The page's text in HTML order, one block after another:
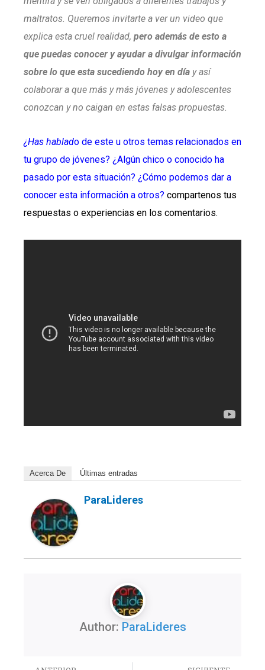
maltratos. Queremos invitarte a ver un video que
explica esta cruel realidad, pero además de esto a
que puedas conocer y ayudar a divulgar información
sobre lo que esta sucediendo hoy en día y así
colaborar a que más y más jóvenes y adolescentes
conozcan y no caigan en estas falsas propuestas.
¿Has hablado de este u otros temas relacionados en
tu grupo de jóvenes? ¿Algún chico o conocido ha
pasado por esta situación? ¿Cómo podemos dar a
conocer esta información a otros? compartenos tus
respuestas o experiencias en los comentarios.
Acerca De Últimas entradas
ParaLideres
Author: ParaLideres